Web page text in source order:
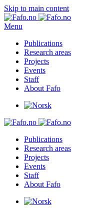
Skip to main content
Menu
Publications
Research areas
Projects
Events
Staff
About Fafo
Publications
Research areas
Projects
Events
Staff
About Fafo